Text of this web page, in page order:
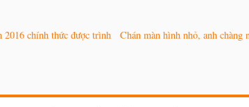
2016 chính thức được trình
Chán màn hình nhỏ, anh chàng